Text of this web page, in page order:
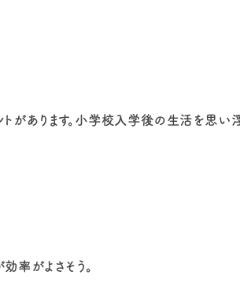
があります。小学校入学後の生活を思い
率がよさそう。